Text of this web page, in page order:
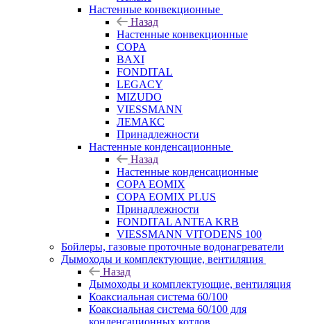
Настенные конвекционные
Назад
Настенные конвекционные
COPA
BAXI
FONDITAL
LEGACY
MIZUDO
VIESSMANN
ЛЕМАКС
Принадлежности
Настенные конденсационные
Назад
Настенные конденсационные
COPA EOMIX
COPA EOMIX PLUS
Принадлежности
FONDITAL ANTEA KRB
VIESSMANN VITODENS 100
Бойлеры, газовые проточные водонагреватели
Дымоходы и комплектующие, вентиляция
Назад
Дымоходы и комплектующие, вентиляция
Коаксиальная система 60/100
Коаксиальная система 60/100 для
конденсационных котлов